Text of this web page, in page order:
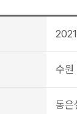
수원
동은